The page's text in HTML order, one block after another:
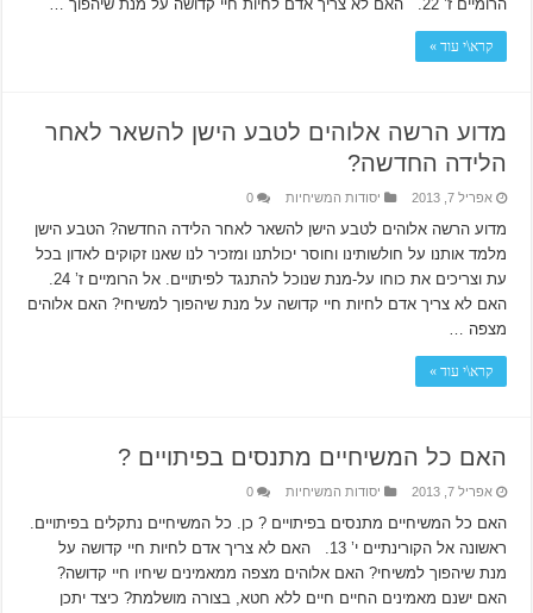
הרומיים ז’ 22. האם לא צריך אדם לחיות חיי קדושה על מנת שיהפוך …
קרא\י עוד »
מדוע הרשה אלוהים לטבע הישן להשאר לאחר
הלידה החדשה?
אפריל 7, 2013 יסודות המשיחיות 0
מדוע הרשה אלוהים לטבע הישן להשאר לאחר הלידה החדשה? הטבע הישן
מלמד אותנו על חולשותינו וחוסר יכולתנו ומזכיר לנו שאנו זקוקים לאדון בכל
עת וצריכים את כוחו על-מנת שנוכל להתנגד לפיתויים. אל הרומיים ז’ 24.
האם לא צריך אדם לחיות חיי קדושה על מנת שיהפוך למשיחי? האם אלוהים
מצפה …
קרא\י עוד »
האם כל המשיחיים מתנסים בפיתויים ?
אפריל 7, 2013 יסודות המשיחיות 0
האם כל המשיחיים מתנסים בפיתויים ? כן. כל המשיחיים נתקלים בפיתויים.
ראשונה אל הקורינתיים י’ 13. האם לא צריך אדם לחיות חיי קדושה על
מנת שיהפוך למשיחי? האם אלוהים מצפה ממאמינים שיחיו חיי קדושה?
האם ישנם מאמינים החיים חיים ללא חטא, בצורה מושלמת? כיצד יתכן